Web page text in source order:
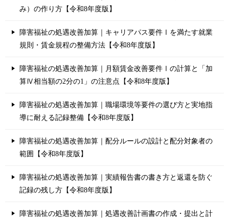
み）の作り方【令和8年度版】
障害福祉の処遇改善加算｜キャリアパス要件Ⅰを満たす就業
規則・賃金規程の整備方法【令和8年度版】
障害福祉の処遇改善加算｜月額賃金改善要件Ⅰの計算と「加
算Ⅳ相当額の2分の1」の注意点【令和8年度版】
障害福祉の処遇改善加算｜職場環境等要件の選び方と実地指
導に耐える記録整備【令和8年度版】
障害福祉の処遇改善加算｜配分ルールの設計と配分対象者の
範囲【令和8年度版】
障害福祉の処遇改善加算｜実績報告書の書き方と返還を防ぐ
記録の残し方【令和8年度版】
障害福祉の処遇改善加算｜処遇改善計画書の作成・提出と計